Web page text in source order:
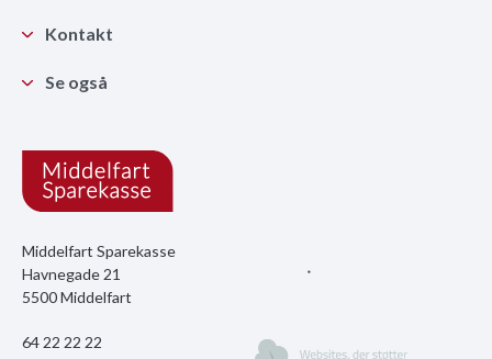
Middelfart Sparekasse
Havnegade 21
5500 Middelfart
64 22 22 22
Kontakt
Se også